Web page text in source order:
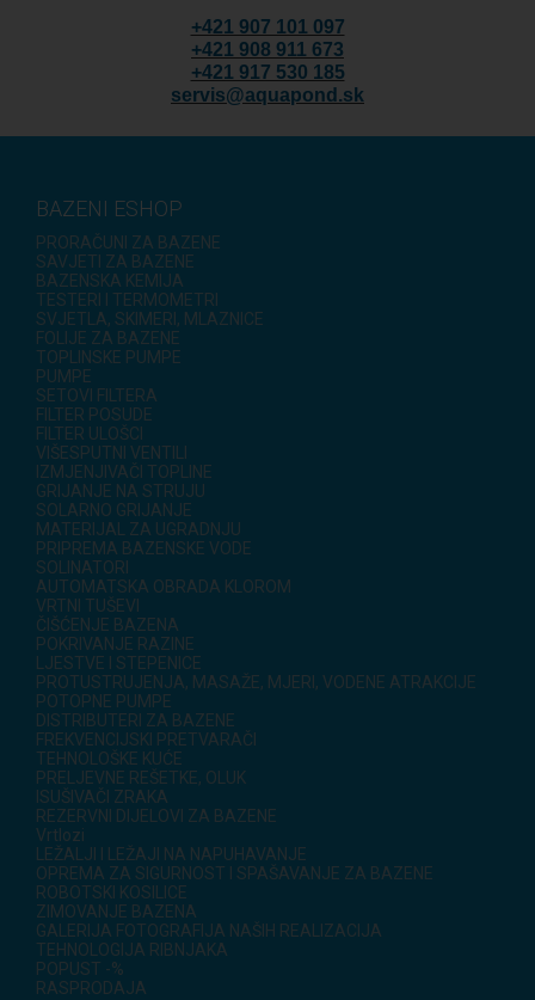
+421 907 101 097
+421 908 911 673
+421 917 530 185
servis@aquapond.sk
BAZENI ESHOP
PRORAČUNI ZA BAZENE
SAVJETI ZA BAZENE
BAZENSKA KEMIJA
TESTERI I TERMOMETRI
SVJETLA, SKIMERI, MLAZNICE
FOLIJE ZA BAZENE
TOPLINSKE PUMPE
PUMPE
SETOVI FILTERA
FILTER POSUDE
FILTER ULOŠCI
VIŠESPUTNI VENTILI
IZMJENJIVAČI TOPLINE
GRIJANJE NA STRUJU
SOLARNO GRIJANJE
MATERIJAL ZA UGRADNJU
PRIPREMA BAZENSKE VODE
SOLINATORI
AUTOMATSKA OBRADA KLOROM
VRTNI TUŠEVI
ČIŠĆENJE BAZENA
POKRIVANJE RAZINE
LJESTVE I STEPENICE
PROTUSTRUJENJA, MASAŽE, MJERI, VODENE ATRAKCIJE
POTOPNE PUMPE
DISTRIBUTERI ZA BAZENE
FREKVENCIJSKI PRETVARAČI
TEHNOLOŠKE KUĆE
PRELJEVNE REŠETKE, OLUK
ISUŠIVAČI ZRAKA
REZERVNI DIJELOVI ZA BAZENE
Vrtlozi
LEŽALJI I LEŽAJI NA NAPUHAVANJE
OPREMA ZA SIGURNOST I SPAŠAVANJE ZA BAZENE
ROBOTSKI KOSILICE
ZIMOVANJE BAZENA
GALERIJA FOTOGRAFIJA NAŠIH REALIZACIJA
TEHNOLOGIJA RIBNJAKA
POPUST -%
RASPRODAJA